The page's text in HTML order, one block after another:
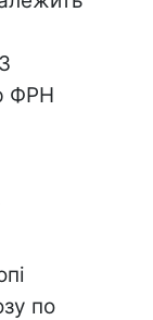
ФРН
по